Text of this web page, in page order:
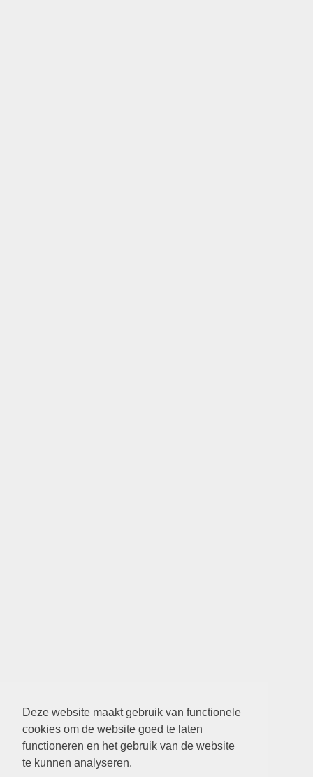
Deze website maakt gebruik van functionele
cookies om de website goed te laten
functioneren en het gebruik van de website
te kunnen analyseren.